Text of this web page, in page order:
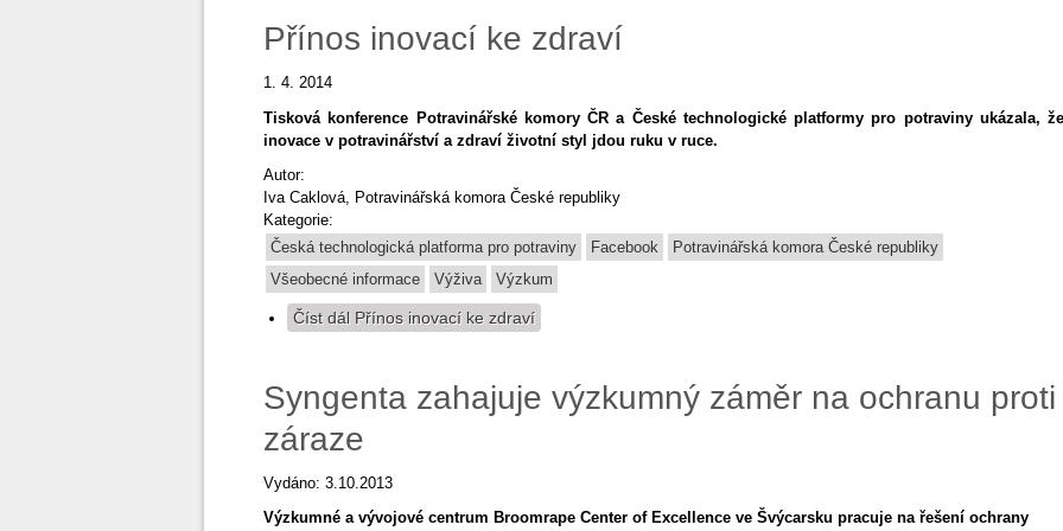
Přínos inovací ke zdraví
1. 4. 2014
Tisková konference Potravinářské komory ČR a České technologické platformy pro potraviny ukázala, že
inovace v potravinářství a zdraví životní styl jdou ruku v ruce.
Autor:
Iva Caklová, Potravinářská komora České republiky
Kategorie:
Česká technologická platforma pro potraviny
Facebook
Potravinářská komora České republiky
Všeobecné informace
Výživa Výzkum
Číst dál Přínos inovací ke zdraví
Syngenta zahajuje výzkumný záměr na ochranu proti
záraze
Vydáno: 3.10.2013
Výzkumné a vývojové centrum Broomrape Center of Excellence ve Švýcarsku pracuje na řešení ochrany